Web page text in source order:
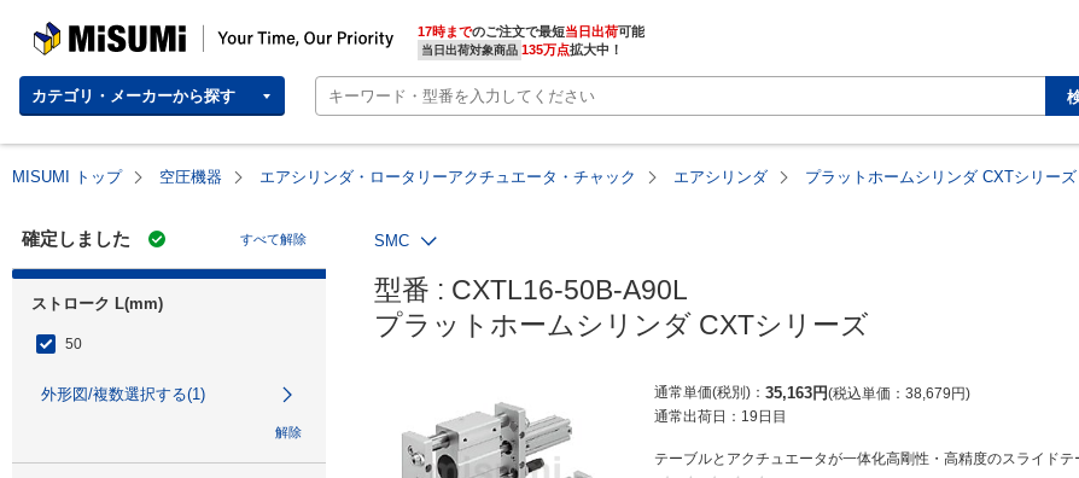
MISUMI | Your Time, Our Priority 17時までのご注文で最短当日出荷
当日出荷対象商品 135万点拡大中！
カテゴリ・メーカーから探す
MISUMI トップ 空圧機器 エアシリンダ・ロータリーアクチュエータ・チャック エアシリンダ プラットホームシリンダ CXTシリーズ
確定しました すべて解除
ストローク L(mm)
50
外形図/複数選択する(1)
解除
SMC
型番 : CXTL16-50B-A90L
プラットホームシリンダ CXTシリーズ
通常単価(税別) 35,163円 税込単価 38,679円
通常出荷日： 19日目
テーブルとアクチュエータが一体化高剛性・高精度のスライド